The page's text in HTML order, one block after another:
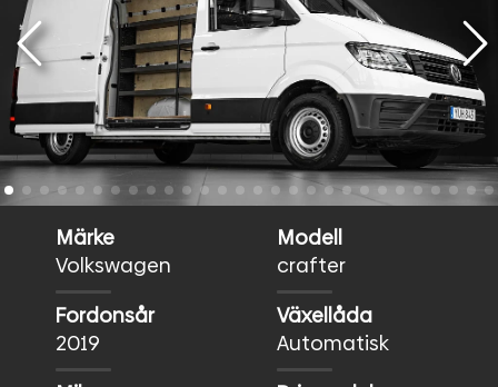
Märke
Volkswagen
Modell
crafter
Fordonsår
2019
Växellåda
Automatisk